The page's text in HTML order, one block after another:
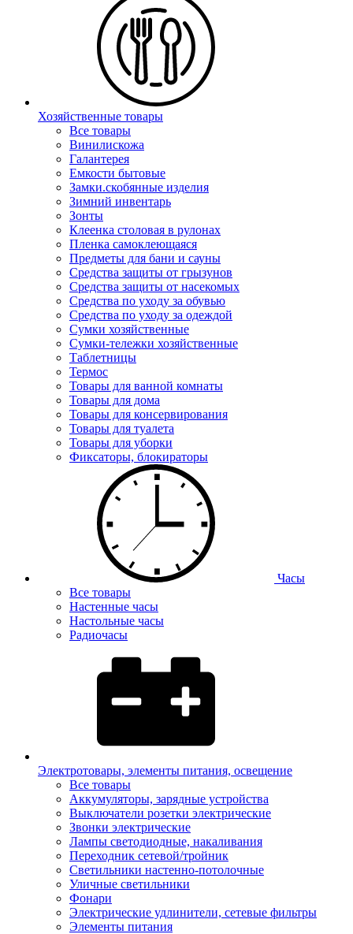
Хозяйственные товары
Все товары
Винилискожа
Галантерея
Емкости бытовые
Замки.скобянные изделия
Зимний инвентарь
Зонты
Клеенка столовая в рулонах
Пленка самоклеющаяся
Предметы для бани и сауны
Средства защиты от грызунов
Средства защиты от насекомых
Средства по уходу за обувью
Средства по уходу за одеждой
Сумки хозяйственные
Сумки-тележки хозяйственные
Таблетницы
Термос
Товары для ванной комнаты
Товары для дома
Товары для консервирования
Товары для туалета
Товары для уборки
Фиксаторы, блокираторы
Часы
Все товары
Настенные часы
Настольные часы
Радиочасы
Электротовары, элементы питания, освещение
Все товары
Аккумуляторы, зарядные устройства
Выключатели розетки электрические
Звонки электрические
Лампы светодиодные, накаливания
Переходник сетевой/тройник
Светильники настенно-потолочные
Уличные светильники
Фонари
Электрические удлинители, сетевые фильтры
Элементы питания